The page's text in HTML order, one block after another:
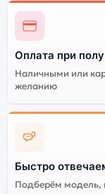
Оплата при
Наличными или
желанию
Быстро
Подберём модель,